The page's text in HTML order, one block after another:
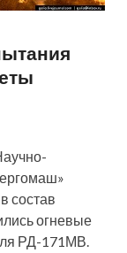
состав
огневые
РД-171МВ.